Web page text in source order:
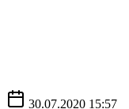
30.07.2020 15:57